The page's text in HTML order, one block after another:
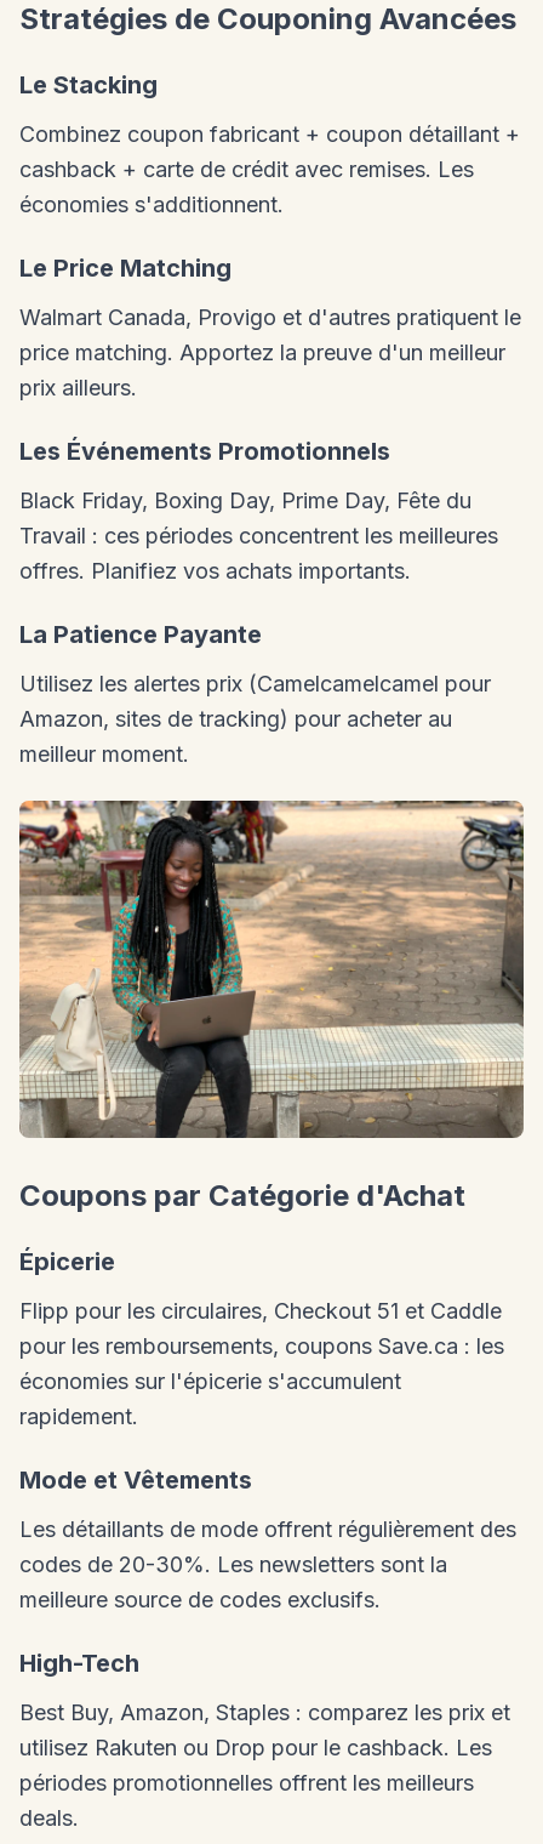
Stratégies de Couponing Avancées
Le Stacking
Combinez coupon fabricant + coupon détaillant +
cashback + carte de crédit avec remises. Les
économies s'additionnent.
Le Price Matching
Walmart Canada, Provigo et d'autres pratiquent le
price matching. Apportez la preuve d'un meilleur
prix ailleurs.
Les Événements Promotionnels
Black Friday, Boxing Day, Prime Day, Fête du
Travail : ces périodes concentrent les meilleures
offres. Planifiez vos achats importants.
La Patience Payante
Utilisez les alertes prix (Camelcamelcamel pour
Amazon, sites de tracking) pour acheter au
meilleur moment.
Coupons par Catégorie d'Achat
Épicerie
Flipp pour les circulaires, Checkout 51 et Caddle
pour les remboursements, coupons Save.ca : les
économies sur l'épicerie s'accumulent
rapidement.
Mode et Vêtements
Les détaillants de mode offrent régulièrement des
codes de 20-30%. Les newsletters sont la
meilleure source de codes exclusifs.
High-Tech
Best Buy, Amazon, Staples : comparez les prix et
utilisez Rakuten ou Drop pour le cashback. Les
périodes promotionnelles offrent les meilleurs
deals.